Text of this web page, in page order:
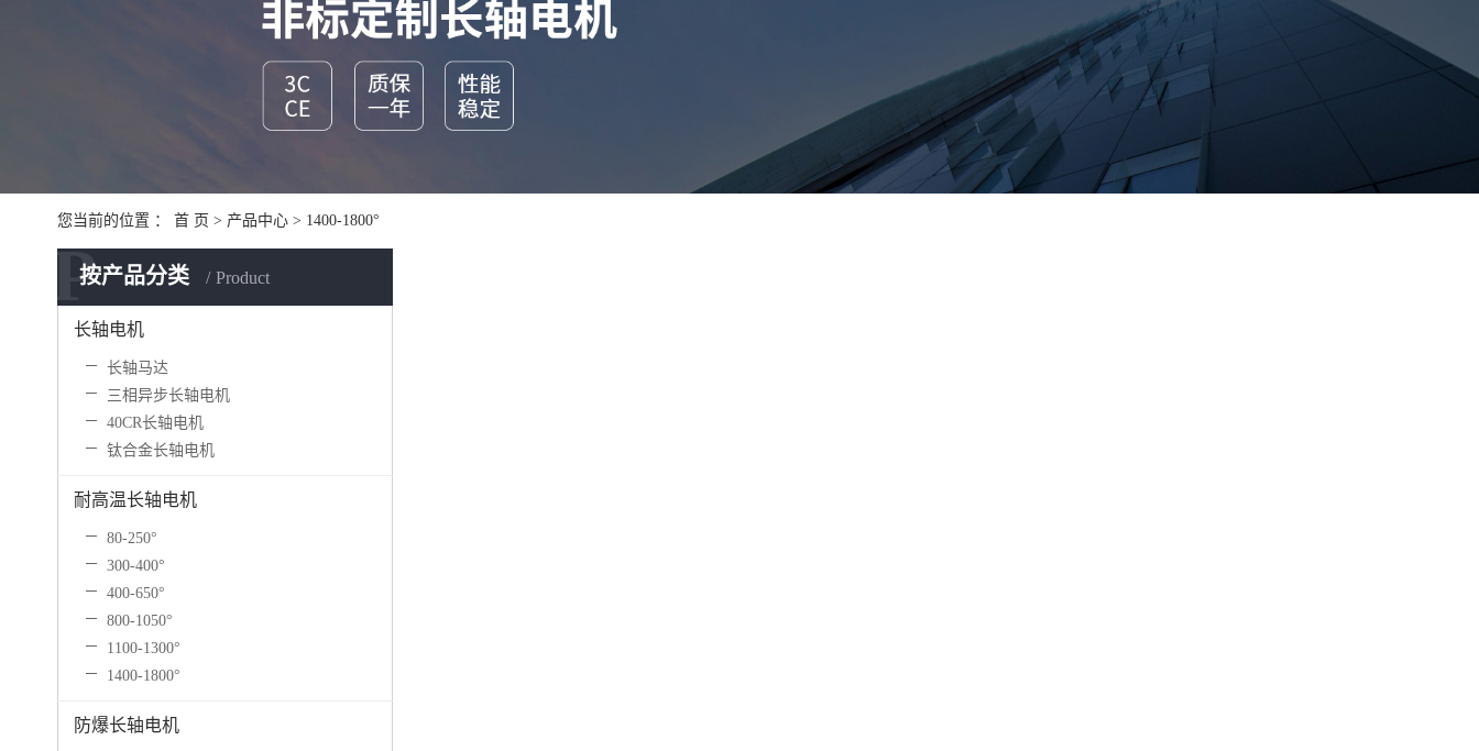
您当前的位置 ： 首 页 > 产品中心 > 1400-1800°
按产品分类 Product
P
长轴电机
长轴马达
三相异步长轴电机
40CR长轴电机
钛合金长轴电机
耐高温长轴电机
80-250°
300-400°
400-650°
800-1050°
1100-1300°
1400-1800°
防爆长轴电机